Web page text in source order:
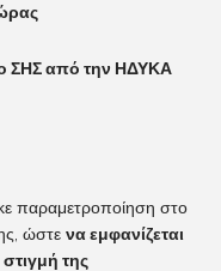
ΣΗΣ από την ΗΔΥΚΑ
παραμετροποίηση στο
ώστε να εμφανίζεται
της